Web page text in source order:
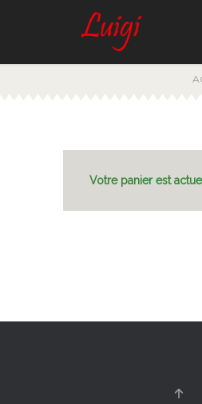
Votre panier est